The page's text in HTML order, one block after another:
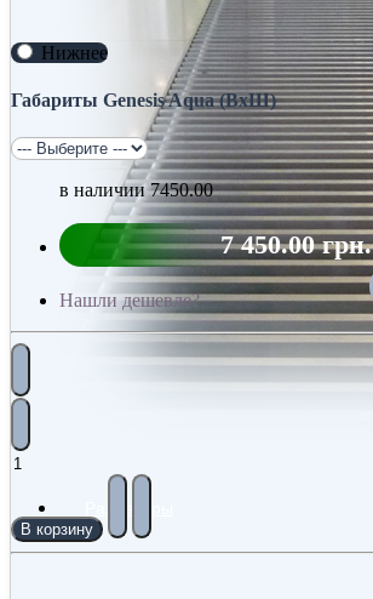
Нижнее
Габариты Genesis Aqua (ВхШ)
в наличии7450.00
7 450.00 грн.
Нашли дешевле?
В корзину